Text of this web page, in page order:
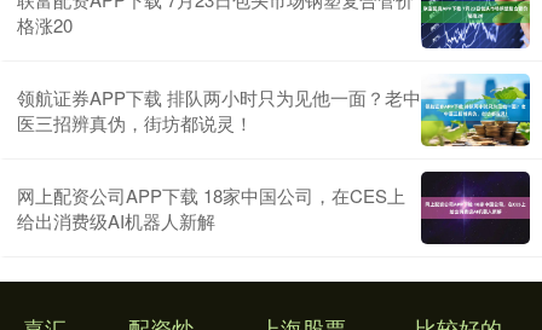
格涨20
领航证券APP下载 排队两小时只为见他一面？老中
医三招辨真伪，街坊都说灵！
网上配资公司APP下载 18家中国公司，在CES上
给出消费级AI机器人新解